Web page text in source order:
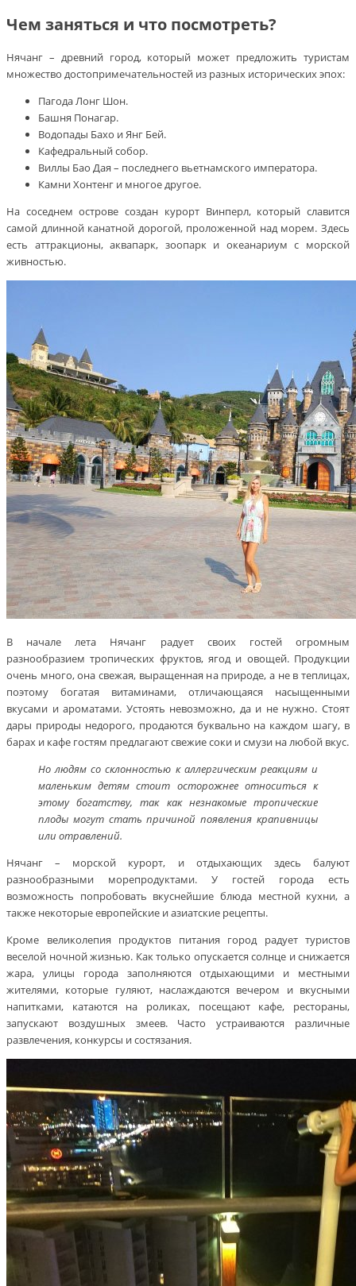
Чем заняться и что посмотреть?
Нячанг – древний город, который может предложить туристам
множество достопримечательностей из разных исторических эпох:
Пагода Лонг Шон.
Башня Понагар.
Водопады Бахо и Янг Бей.
Кафедральный собор.
Виллы Бао Дая – последнего вьетнамского императора.
Камни Хонтенг и многое другое.
На соседнем острове создан курорт Винперл, который славится
самой длинной канатной дорогой, проложенной над морем. Здесь
есть аттракционы, аквапарк, зоопарк и океанариум с морской
живностью.
В начале лета Нячанг радует своих гостей огромным
разнообразием тропических фруктов, ягод и овощей. Продукции
очень много, она свежая, выращенная на природе, а не в теплицах,
поэтому богатая витаминами, отличающаяся насыщенными
вкусами и ароматами. Устоять невозможно, да и не нужно. Стоят
дары природы недорого, продаются буквально на каждом шагу, в
барах и кафе гостям предлагают свежие соки и смузи на любой вкус.
Но людям со склонностью к аллергическим реакциям и
маленьким детям стоит осторожнее относиться к
этому богатству, так как незнакомые тропические
плоды могут стать причиной появления крапивницы
или отравлений.
Нячанг – морской курорт, и отдыхающих здесь балуют
разнообразными морепродуктами. У гостей города есть
возможность попробовать вкуснейшие блюда местной кухни, а
также некоторые европейские и азиатские рецепты.
Кроме великолепия продуктов питания город радует туристов
веселой ночной жизнью. Как только опускается солнце и снижается
жара, улицы города заполняются отдыхающими и местными
жителями, которые гуляют, наслаждаются вечером и вкусными
напитками, катаются на роликах, посещают кафе, рестораны,
запускают воздушных змеев. Часто устраиваются различные
развлечения, конкурсы и состязания.